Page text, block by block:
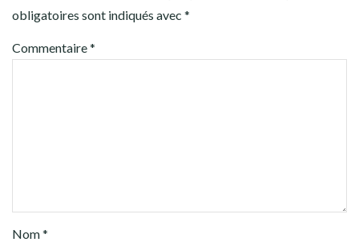
obligatoires sont indiqués avec *
Commentaire*
Nom*